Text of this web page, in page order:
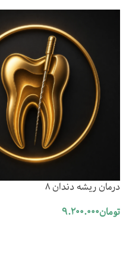
درمان ریشه دندان 8
تومان9.200.000